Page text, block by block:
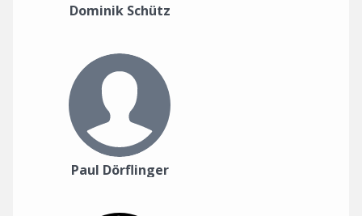
Dominik Schütz
Paul Dörflinger